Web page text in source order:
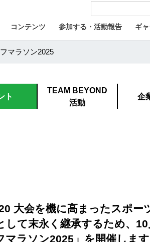
コンテンツ 参加する・活動報告 ギ
マラソン2025
ト
TEAM BEYOND
活動
企
大会を機に高まったスポー
して末永く継承するため、
マラソン2025」を開催しま